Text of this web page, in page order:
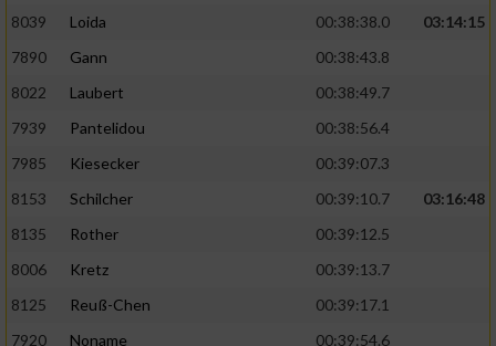
8039
Loida 00:38:38.0
03:14:15
7890
Gann
00:38:43.8
8022
Laubert
00:38:49.7
7939
Pantelidou
00:38:56.4
7985
Kiesecker
00:39:07.3
8153
Schilcher 00:39:10.7
03:16:48
8135
Rother
00:39:12.5
8006
Kretz
00:39:13.7
8125
Reuß-Chen
00:39:17.1
7920
Noname 00:39:54.6